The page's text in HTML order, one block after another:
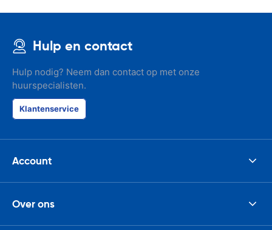
Hulp en contact
Hulp nodig? Neem dan contact op met onze
huurspecialisten.
Klantenservice
Account
Over ons